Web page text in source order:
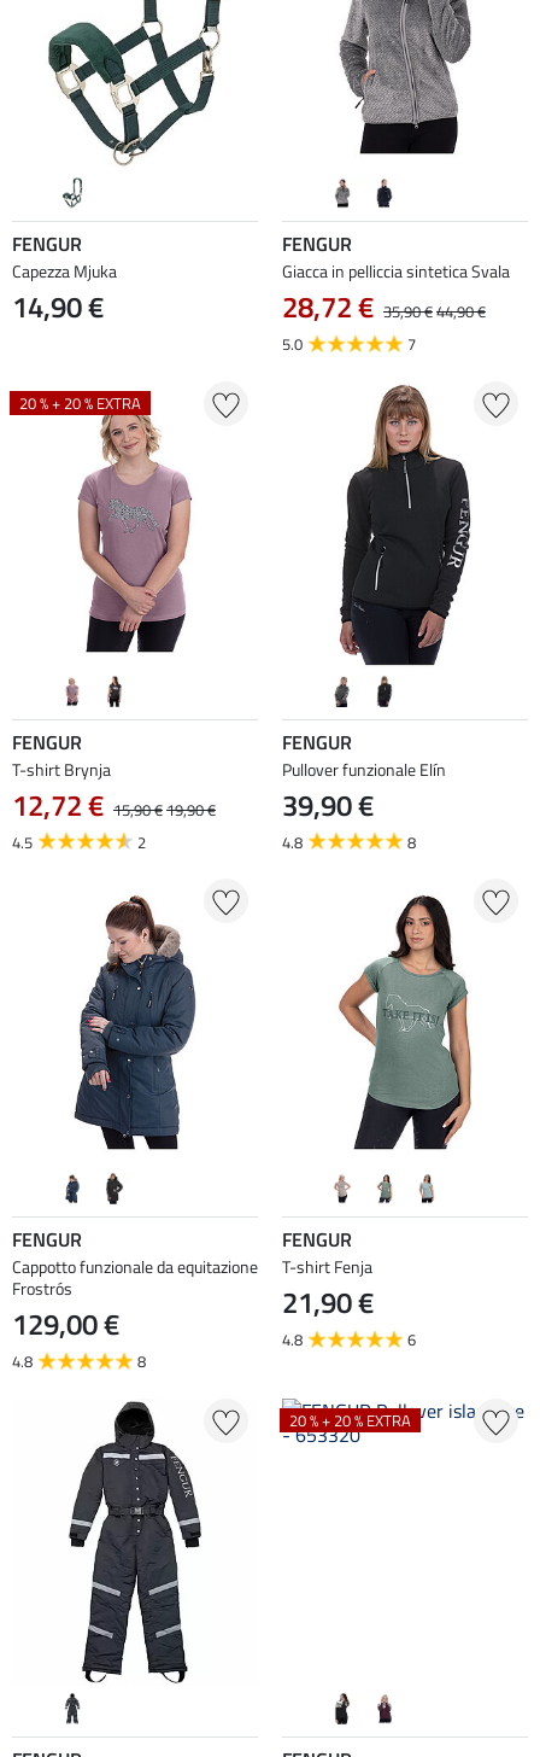
FENGUR
Capezza Mjuka
14,90 €
FENGUR
Giacca in pelliccia sintetica Svala
28,72 € 35,90 €44,90 €
5.0
7
20 % + 20 % EXTRA
FENGUR
T-shirt Brynja
12,72 € 15,90 €19,90 €
4.5
2
FENGUR
Pullover funzionale Elín
39,90 €
4.8 8
FENGUR
Cappotto funzionale da equitazione
Frostrós
129,00 €
4.8 8
FENGUR
T-shirt Fenja
21,90 €
4.8 6
20 % + 20 % EXTRA